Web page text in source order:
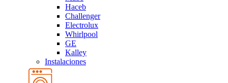
Haceb
Challenger
Electrolux
Whirlpool
GE
Kalley
Instalaciones